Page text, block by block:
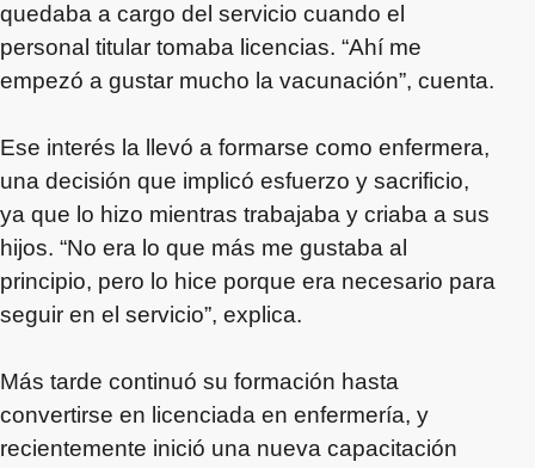
quedaba a cargo del servicio cuando el
personal titular tomaba licencias. “Ahí me
empezó a gustar mucho la vacunación”, cuenta.
Ese interés la llevó a formarse como enfermera,
una decisión que implicó esfuerzo y sacrificio,
ya que lo hizo mientras trabajaba y criaba a sus
hijos. “No era lo que más me gustaba al
principio, pero lo hice porque era necesario para
seguir en el servicio”, explica.
Más tarde continuó su formación hasta
convertirse en licenciada en enfermería, y
recientemente inició una nueva capacitación